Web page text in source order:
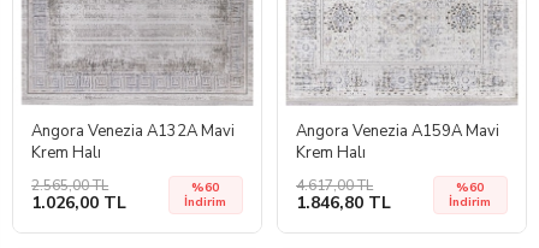
Angora Venezia A132A Mavi
Krem Halı
2.565,00 TL
1.026,00 TL
%60
İndirim
Angora Venezia A159A Mavi
Krem Halı
4.617,00 TL
1.846,80 TL
%60
İndirim